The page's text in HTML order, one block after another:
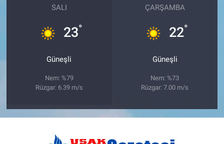
SALI
23°
Güneşli
Nem: %79
Rüzgar: 6.39 m/s
ÇARŞAMBA
22°
Güneşli
Nem: %73
Rüzgar: 7.00 m/s